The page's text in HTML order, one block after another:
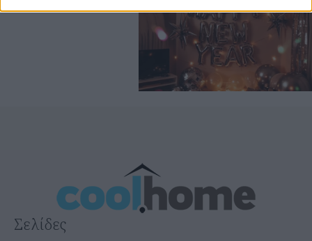
Σελίδες